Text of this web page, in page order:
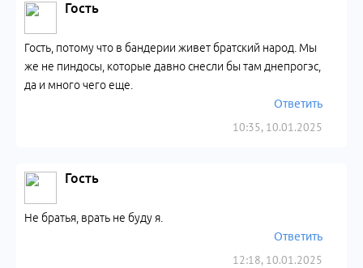
Гость
10:35, 10.01.2025
Гость, потому что в бандерии живет братский народ. Мы
же не пиндосы, которые давно снесли бы там днепрогэс,
да и много чего еще.
Ответить
Гость
12:18, 10.01.2025
Не братья, врать не буду я.
Ответить